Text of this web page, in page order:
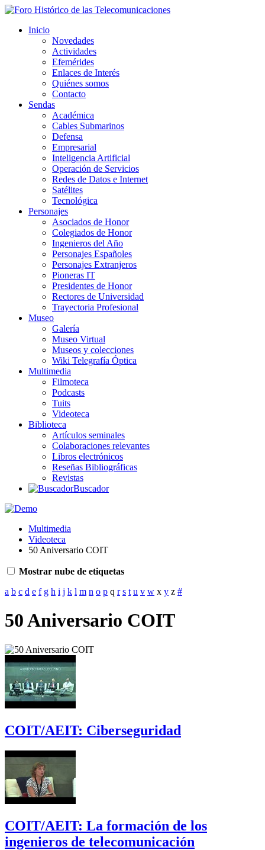
Inicio
Novedades
Actividades
Efemérides
Enlaces de Interés
Quiénes somos
Contacto
Sendas
Académica
Cables Submarinos
Defensa
Empresarial
Inteligencia Artificial
Operación de Servicios
Redes de Datos e Internet
Satélites
Tecnológica
Personajes
Asociados de Honor
Colegiados de Honor
Ingenieros del Año
Personajes Españoles
Personajes Extranjeros
Pioneras IT
Presidentes de Honor
Rectores de Universidad
Trayectoria Profesional
Museo
Galería
Museo Virtual
Museos y colecciones
Wiki Telegrafía Óptica
Multimedia
Filmoteca
Podcasts
Tuits
Videoteca
Biblioteca
Artículos seminales
Colaboraciones relevantes
Libros electrónicos
Reseñas Bibliográficas
Revistas
Buscador
Multimedia
Videoteca
50 Aniversario COIT
Mostrar nube de etiquetas
a b c d e f g h i j k l m n o p q r s t u v w x y z #
50 Aniversario COIT
COIT/AEIT: Ciberseguridad
COIT/AEIT: La formación de los
ingenieros de telecomunicación